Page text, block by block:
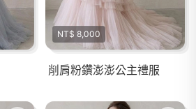
NT$ 8,000
削肩粉鑽澎澎公主禮服